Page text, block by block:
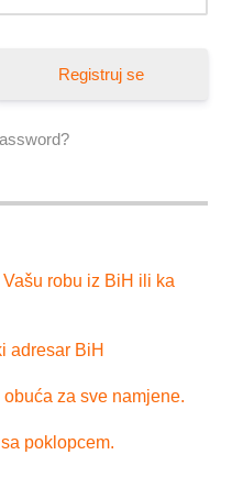
Registruj se
robu iz BiH ili ka
adresar BiH
za sve namjene.
poklopcem.